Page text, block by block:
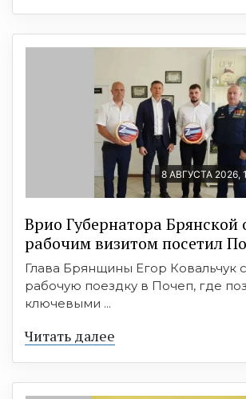
8 АВГУСТА 2026,
Врио Губернатора Брянской
рабочим визитом посетил
Глава Брянщины Егор Ковальчук
рабочую поездку в Почеп, где
ключевыми ...
Читать далее